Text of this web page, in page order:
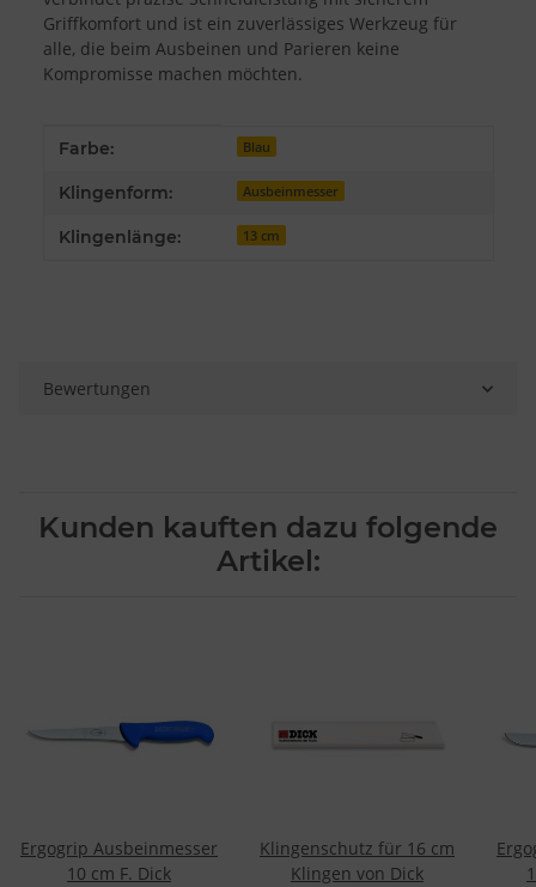
Griffkomfort und ist ein zuverlässiges Werkzeug für
alle, die beim Ausbeinen und Parieren keine
Kompromisse machen möchten.
Produkteigenschaft
Wert
Farbe: Blau
Klingenform: Ausbeinmesser
Klingenlänge: 13 cm
Bewertungen
Kunden kauften dazu folgende
Artikel:
Ergogrip Ausbeinmesser
10 cm F. Dick
Klingenschutz für 16 cm
Klingen von Dick
Entwicklung und Verbesserung der Angebote
Verwendung reduzierter Daten zur Auswahl von Inhalten
Besondere Features: